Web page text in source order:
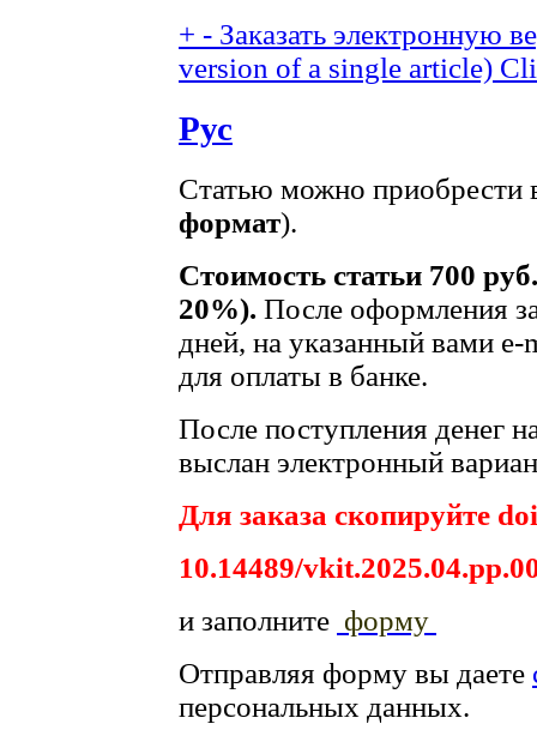
+ - Заказать электронную
version of a single article)
Рус
Статью можно приобрести
формат).
Стоимость статьи 700
20%). После оформления
дней, на указанный вами e-
для оплаты в банке.
После поступления денег
выслан электронный
Для заказа скопируйте
10.14489/
и заполните форму
Отправляя форму вы даете
персональных данных.